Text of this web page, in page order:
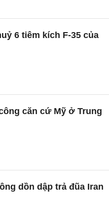
6 tiêm kích F-35 của
căn cứ Mỹ ở Trung
dồn dập trả đũa Iran